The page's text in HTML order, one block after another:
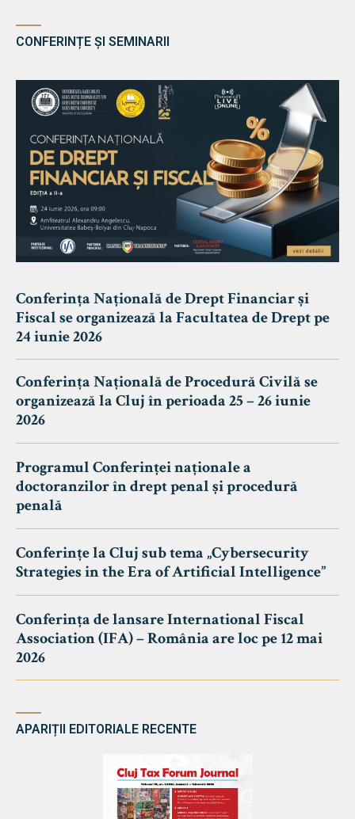
CONFERINȚE ȘI SEMINARII
Conferința Națională de Drept Financiar și
Fiscal se organizează la Facultatea de Drept pe
24 iunie 2026
Conferința Națională de Procedură Civilă se
organizează la Cluj în perioada 25 – 26 iunie
2026
Programul Conferinței naționale a
doctoranzilor în drept penal și procedură
penală
Conferințe la Cluj sub tema „Cybersecurity
Strategies in the Era of Artificial Intelligence”
Conferința de lansare International Fiscal
Association (IFA) – România are loc pe 12 mai
2026
APARIȚII EDITORIALE RECENTE